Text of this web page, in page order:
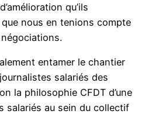
qu’ils
nous en tenions compte
entamer le chantier
salariés des
la philosophie CFDT d’une
salariés au sein du collectif